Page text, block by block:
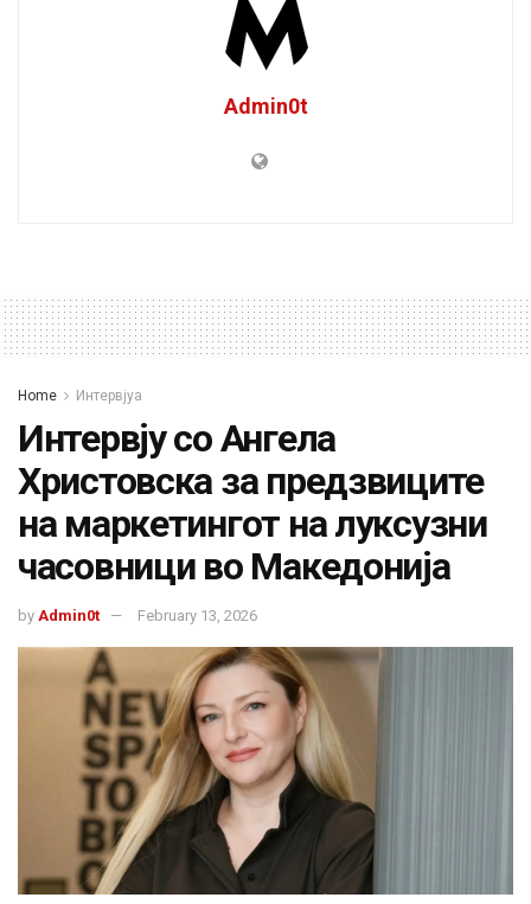
Admin0t
Home Интервјуа
Интервју со Ангела
Христовска за предзвиците
на маркетингот на луксузни
часовници во Македонија
by Admin0t February 13, 2026